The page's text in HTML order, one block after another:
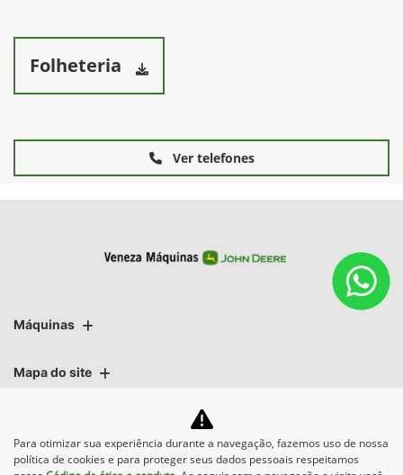
Folheteria
Ver telefones
Máquinas
Mapa do site
Para otimizar sua experiência durante a navegação, fazemos uso de nossa
política de cookies e para proteger seus dados pessoais respeitamos